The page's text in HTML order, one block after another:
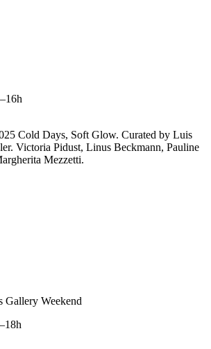
Cold Days, Soft Glow. Curated by Luis
Victoria Pidust, Linus Beckmann, Pauline
Mezzetti.
Gallery Weekend